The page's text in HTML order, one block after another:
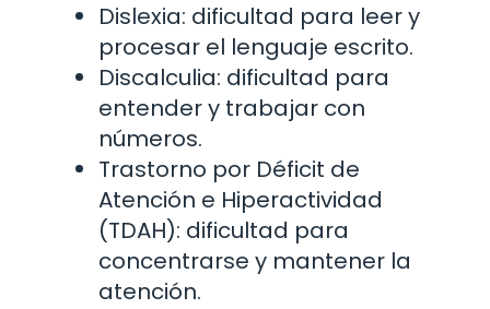
Dislexia: dificultad para leer y
procesar el lenguaje escrito.
Discalculia: dificultad para
entender y trabajar con
números.
Trastorno por Déficit de
Atención e Hiperactividad
(TDAH): dificultad para
concentrarse y mantener la
atención.